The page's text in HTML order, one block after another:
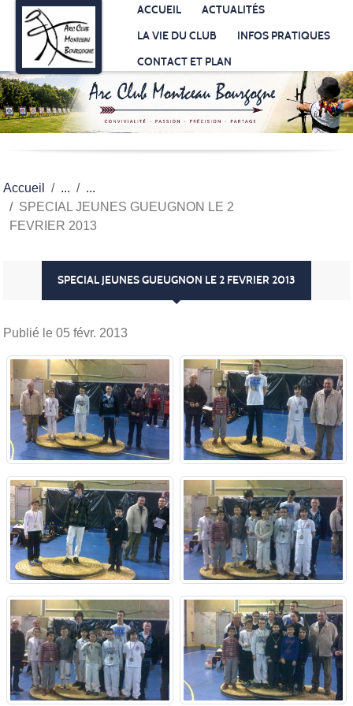
ACCUEIL
ACTUALITÉS
LA VIE DU CLUB
INFOS PRATIQUES
CONTACT ET PLAN
Accueil
SPECIAL JEUNES GUEUGNON LE 2
FEVRIER 2013
SPECIAL JEUNES GUEUGNON LE 2 FEVRIER 2013
Publié le 05 févr. 2013
Panneau de gestion des cookies